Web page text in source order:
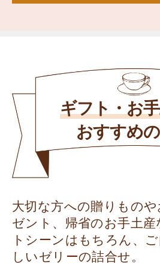
ギフト・お
おすすめ
大切な方への贈りもの
ゼント、帰省のお手土
トシーンはもちろん、
しいゼリーの詰合せ。